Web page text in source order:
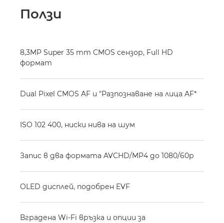
Ползи
8,3MP Super 35 mm CMOS сензор, Full HD
формат
Dual Pixel CMOS AF и "Разпознаване на лица AF*
ISO 102 400, ниски нива на шум
Запис в два формата AVCHD/MP4 до 1080/60p
OLED дисплей, подобрен EVF
Вградена Wi-Fi връзка и опции за